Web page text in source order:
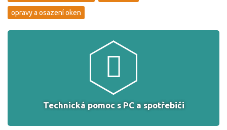
opravy a osazení oken
Technická pomoc s PC a spotřebiči